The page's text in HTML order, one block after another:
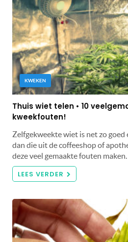
KWEKEN
Thuis wiet telen • 10
kweekfouten!
Zelfgekweekte wiet is net zo goed
dan die uit de coffeeshop of
deze veel gemaakte fouten maken.
LEES VERDER